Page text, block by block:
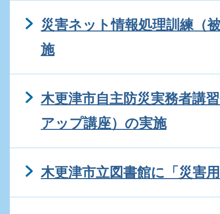
災害ネット情報処理訓練（
施
木更津市自主防災実務者講
アップ講座）の実施
木更津市立図書館に「災害